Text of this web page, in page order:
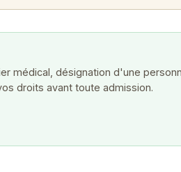
médical, désignation d'une
droits avant toute admission.